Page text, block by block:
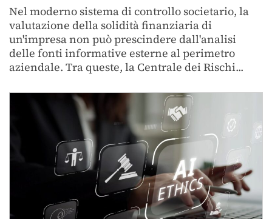
Nel moderno sistema di controllo societario, la
valutazione della solidità finanziaria di
un'impresa non può prescindere dall'analisi
delle fonti informative esterne al perimetro
aziendale. Tra queste, la Centrale dei Rischi...